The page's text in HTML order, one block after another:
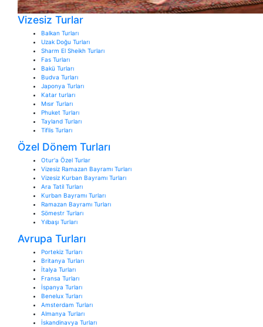
Vizesiz Turlar
Balkan Turları
Uzak Doğu Turları
Sharm El Sheikh Turları
Fas Turları
Bakü Turları
Budva Turları
Japonya Turları
Katar turları
Mısır Turları
Phuket Turları
Tayland Turları
Tiflis Turları
Özel Dönem Turları
Otur'a Özel Turlar
Vizesiz Ramazan Bayramı Turları
Vizesiz Kurban Bayramı Turları
Ara Tatil Turları
Kurban Bayramı Turları
Ramazan Bayramı Turları
Sömestr Turları
Yılbaşı Turları
Avrupa Turları
Portekiz Turları
Britanya Turları
İtalya Turları
Fransa Turları
İspanya Turları
Benelux Turları
Amsterdam Turları
Almanya Turları
İskandinavya Turları